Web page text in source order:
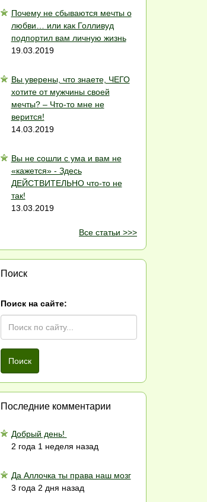
Почему не сбываются мечты о
любви… или как Голливуд
подпортил вам личную жизнь
19.03.2019
Вы уверены, что знаете, ЧЕГО
хотите от мужчины своей
мечты? – Что-то мне не
верится!
14.03.2019
Вы не сошли с ума и вам не
«кажется» - Здесь
ДЕЙСТВИТЕЛЬНО что-то не
так!
13.03.2019
Все статьи >>>
Поиск
Поиск на сайте:
Поиск
Последние комментарии
Добрый день!
2 года 1 неделя назад
Да Аллочка ты права наш мозг
3 года 2 дня назад